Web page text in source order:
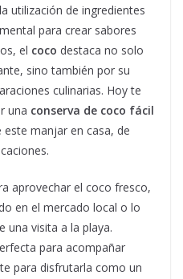
utilización de ingredientes
para crear sabores
el coco destaca no solo
sino también por su
culinarias. Hoy te
una conserva de coco fácil
manjar en casa, de
aprovechar el coco fresco,
en el mercado local o lo
una visita a la playa.
para acompañar
para disfrutarla como un